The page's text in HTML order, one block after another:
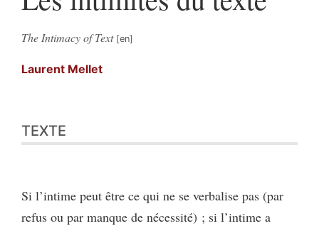
The Intimacy of Text
Laurent Mellet
Bibliographie
Citer cet article
TEXTE
Si l’intime peut être ce qui ne se verbalise pas (par
refus ou par manque de nécessité) ; si l’intime a